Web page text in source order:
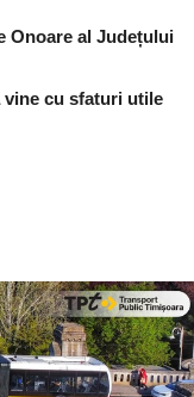
Onoare al Județului
vine cu sfaturi utile